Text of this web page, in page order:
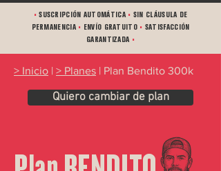
•SUSCRIPCIÓN AUTOMÁTICA • SIN CLÁUSULA DE
PERMANENCIA • ENVÍO GRATUITO • SATISFACCIÓN
GARANTIZADA •
> Inicio | > Planes | Plan Bendito 300k
Quiero cambiar de plan